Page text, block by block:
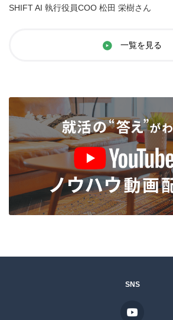
SHIFT AI 執行役員COO 松田 栄樹さん
一覧を見る
SNS